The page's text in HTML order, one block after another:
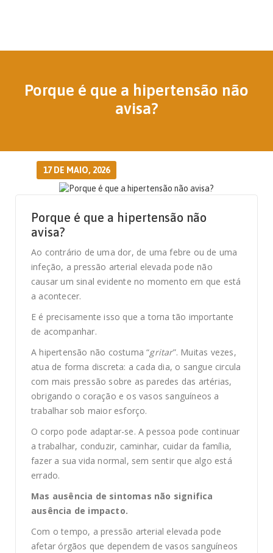
Porque é que a hipertensão não
avisa?
17 DE MAIO, 2026
Porque é que a hipertensão não
avisa?
Ao contrário de uma dor, de uma febre ou de uma
infeção, a pressão arterial elevada pode não
causar um sinal evidente no momento em que está
a acontecer.
E é precisamente isso que a torna tão importante
de acompanhar.
A hipertensão não costuma “gritar”. Muitas vezes,
atua de forma discreta: a cada dia, o sangue circula
com mais pressão sobre as paredes das artérias,
obrigando o coração e os vasos sanguíneos a
trabalhar sob maior esforço.
O corpo pode adaptar-se. A pessoa pode continuar
a trabalhar, conduzir, caminhar, cuidar da família,
fazer a sua vida normal, sem sentir que algo está
errado.
Mas ausência de sintomas não significa
ausência de impacto.
Com o tempo, a pressão arterial elevada pode
afetar órgãos que dependem de vasos sanguíneos